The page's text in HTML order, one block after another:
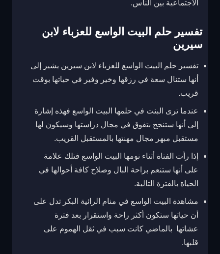
الاجتماعية بين الناس.
تفسير حلم البيت الواسع للعزباء لابن
سيرين
تفسير حلم البيت الواسع للعزباء لابن سيرين يشير إلى
أنها ستنال سعة في رزقها وخير وفير في حياتها بوقت
قريب.
عندما ترى البنت في حلمها البيت الواسع فهذه إشارة
إلى أنها ستنجح بتفوق في مجال دراستها وسيكون لها
مستقبل مبهر مجال مهنتها بالمستقبل القريب.
إذا رأت الفتاة أثناء نومها البيت الواسع فتلك علامة
على أنها ستنعم براحة البال وصلاح كافة أحوالها في
الحياة بالفترة التالية.
مشاهدة البيت الواسع في منام الرائية البكر تدل على
أن حياتها ستكون أكثر راحة واستقرار بعد فترة
عشاتها بالماضي كانت سبب في ثقل الهموم على
قلبها.